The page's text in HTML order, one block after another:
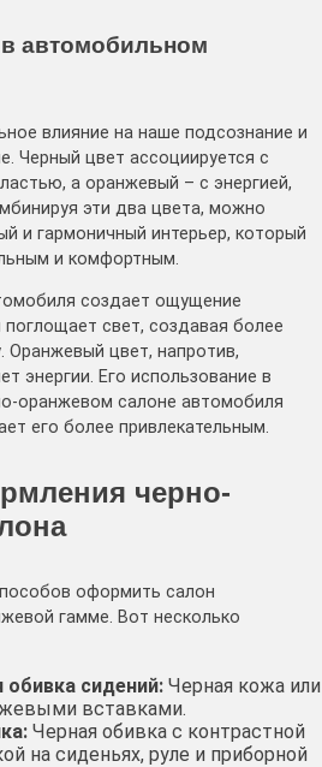
автомобильном
влияние на наше подсознание и
Черный цвет ассоциируется с
а оранжевый – с энергией,
эти два цвета, можно
и гармоничный интерьер, который
и комфортным․
создает ощущение
свет, создавая более
Оранжевый цвет, напротив,
энергии․ Его использование в
оранжевом салоне автомобиля
его более привлекательным․
черно-
оформить салон
гамме․ Вот несколько
сидений: Черная кожа или
вставками․
Черная обивка с контрастной
на сиденьях, руле и приборной